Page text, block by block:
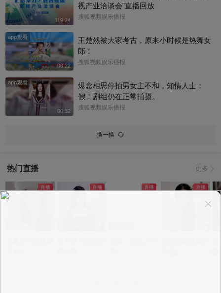
119:24
视产业洽谈会”直播回放
搜狐视频娱乐播报
app观看
00:22
王楚然被大家考古，原来小时候是热舞女
郎！
搜狐视频娱乐播报
app观看
00:32
爆念相思停拍男女主不和，知情人士：
假！剧组仍在正常拍摄。
搜狐视频娱乐播报
换一换
热门直播 更多